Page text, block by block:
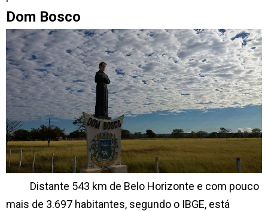
Dom Bosco
Distante 543 km de Belo Horizonte e com pouco
mais de 3.697 habitantes, segundo o IBGE, está